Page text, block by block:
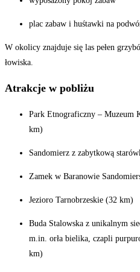
plac zabaw i huśtawki na
W okolicy znajduje się las pełen
łowiska.
Atrakcje w pobliżu
Park Etnograficzny – Muzeum
km)
Sandomierz z zabytkową
Zamek w Baranowie
Jezioro Tarnobrzeskie (32 km)
Buda Stalowska z unikalnym
m.in. orła bielika, czapli
km)